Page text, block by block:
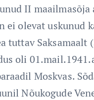
II maailmasõja
ei olevat uskunud
tuttav Saksamaalt
oli
Moskvas.
Nõukogude